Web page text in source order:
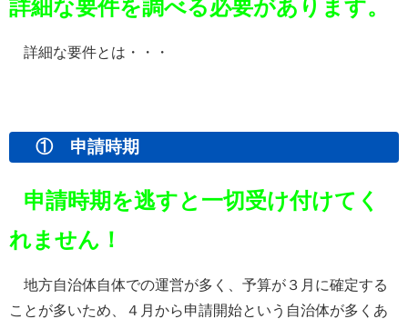
詳細な要件を調べる必要があります。
詳細な要件とは・・・
① 申請時期
申請時期を逃すと一切受け付けてく
れません！
地方自治体自体での運営が多く、予算が３月に確定する
ことが多いため、４月から申請開始という自治体が多くあ